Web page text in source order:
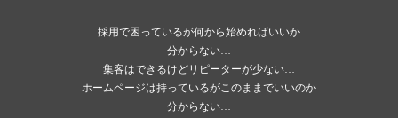
採用で困っているが何から始めればいいか
分からない…
集客はできるけどリピーターが少ない…
ホームページは持っているがこのままでいいのか
分からない…